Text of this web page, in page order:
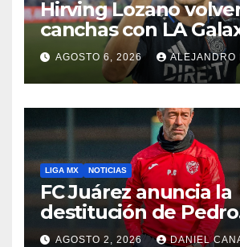
Hirving Lozano
canchas con LA
AGOSTO 6, 2026 ALEJANDRO
LIGA MX NOTICIAS
FC Juárez anuncia la
destitución de Pedro
Caixinha
AGOSTO 2, 2026 DANIEL